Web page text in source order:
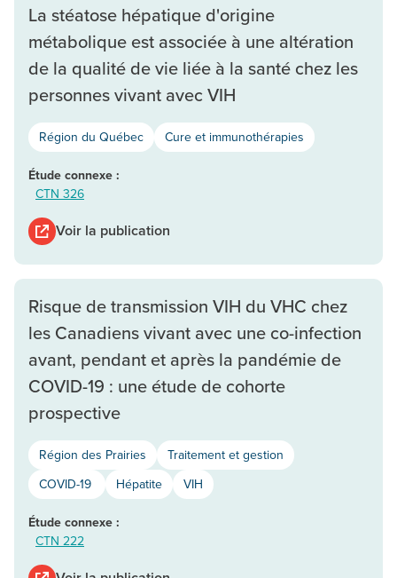
La stéatose hépatique d'origine
métabolique est associée à une altération
de la qualité de vie liée à la santé chez les
personnes vivant avec VIH
Région du Québec Cure et immunothérapies
Étude connexe :
CTN 326
Voir la publication
Risque de transmission VIH du VHC chez
les Canadiens vivant avec une co-infection
avant, pendant et après la pandémie de
COVID-19 : une étude de cohorte
prospective
Région des Prairies
Traitement et gestion
COVID-19
Hépatite VIH
Étude connexe :
CTN 222